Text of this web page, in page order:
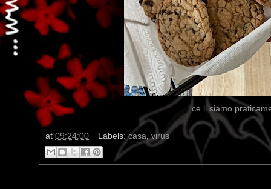
...ce li siamo
at 09:24:00 Labels:casa,virus